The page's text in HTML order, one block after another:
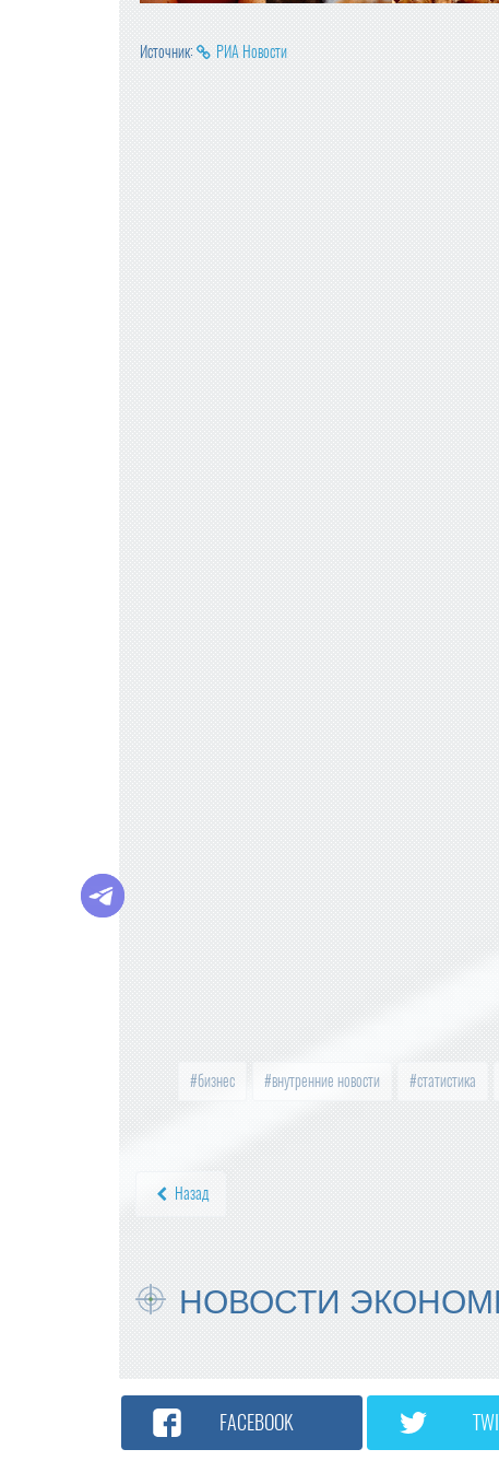
Источник: РИА Новости
бизнес внутренние новости статистика
Назад
НОВОСТИ
FACEBOOK